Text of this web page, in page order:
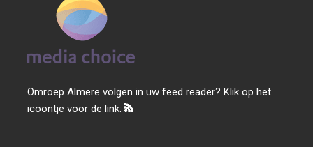
Omroep Almere volgen in uw feed reader? Klik op het
icoontje voor de link: